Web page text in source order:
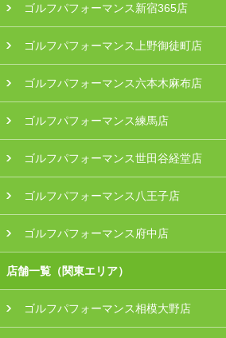
ゴルフパフォーマンス新宿365店
ゴルフパフォーマンス上野御徒町店
ゴルフパフォーマンス六本木麻布店
ゴルフパフォーマンス練馬店
ゴルフパフォーマンス世田谷経堂店
ゴルフパフォーマンス八王子店
ゴルフパフォーマンス府中店
店舗一覧（関東エリア）
ゴルフパフォーマンス相模大野店